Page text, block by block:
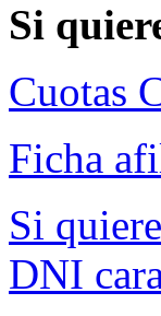
Si
Cuotas
Ficha
Si
DNI